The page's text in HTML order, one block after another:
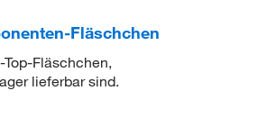
Fläschchen
Fläschchen,
lieferbar sind.